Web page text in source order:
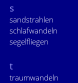
s
sandstrahlen
schlafwandeln
segelfliegen
t
traumwandeln